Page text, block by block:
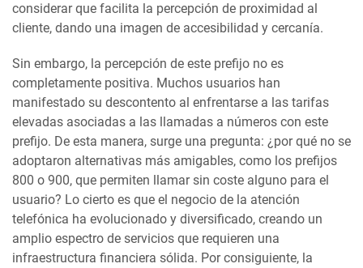
considerar que facilita la percepción de proximidad al
cliente, dando una imagen de accesibilidad y cercanía.
Sin embargo, la percepción de este prefijo no es
completamente positiva. Muchos usuarios han
manifestado su descontento al enfrentarse a las tarifas
elevadas asociadas a las llamadas a números con este
prefijo. De esta manera, surge una pregunta: ¿por qué no se
adoptaron alternativas más amigables, como los prefijos
800 o 900, que permiten llamar sin coste alguno para el
usuario? Lo cierto es que el negocio de la atención
telefónica ha evolucionado y diversificado, creando un
amplio espectro de servicios que requieren una
infraestructura financiera sólida. Por consiguiente, la